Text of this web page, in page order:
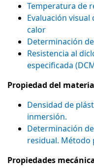
Temperatura de
Evaluación
calor
Determinación
Resistencia al
especificada
Propiedad del
Densidad de
inmersión.
Determinación
residual. Método
Propiedades